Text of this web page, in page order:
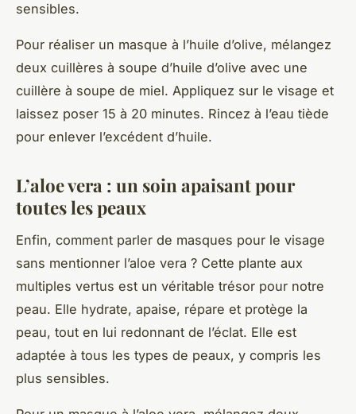
sensibles.
Pour réaliser un masque à l’huile d’olive, mélangez
deux cuillères à soupe d’huile d’olive avec une
cuillère à soupe de miel. Appliquez sur le visage et
laissez poser 15 à 20 minutes. Rincez à l’eau tiède
pour enlever l’excédent d’huile.
L’aloe vera : un soin apaisant pour
toutes les peaux
Enfin, comment parler de masques pour le visage
sans mentionner l’aloe vera ? Cette plante aux
multiples vertus est un véritable trésor pour notre
peau. Elle hydrate, apaise, répare et protège la
peau, tout en lui redonnant de l’éclat. Elle est
adaptée à tous les types de peaux, y compris les
plus sensibles.